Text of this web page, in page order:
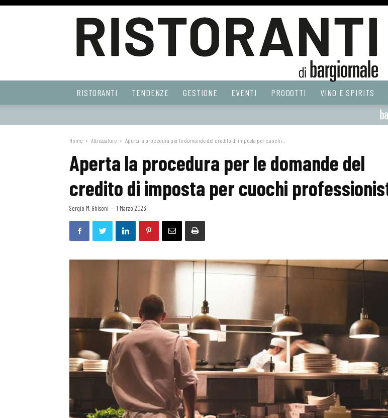
Web
RISTORANTI TENDENZE GESTIONE EVENTI PRODOTTI VINO E SPIRITS
Home Attrezzature Aperta la procedura per le domande del credito di imposta per cuochi...
Aperta la procedura per le domande del
credito di imposta per cuochi
Sergio M. Ghisoni - 1 Marzo 2023